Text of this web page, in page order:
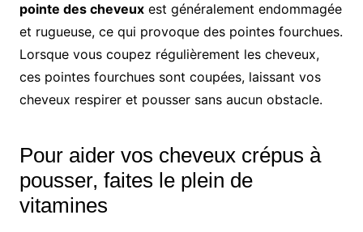
pointe des cheveuxest généralement endommagée
et rugueuse, ce qui provoque des pointes fourchues.
Lorsque vous coupez régulièrement les cheveux,
ces pointes fourchues sont coupées, laissant vos
cheveux respirer et pousser sans aucun obstacle.
Pour aider vos cheveux crépus à
pousser, faites le plein de
vitamines